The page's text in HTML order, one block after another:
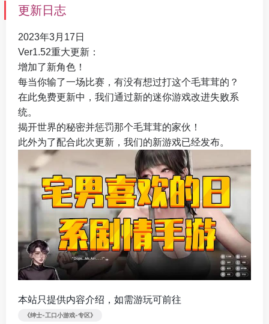
更新日志
2023年3月17日
Ver1.52重大更新：
增加了新角色！
每当你输了一场比赛，有没有想过打这个毛茸茸的？
在此免费更新中，我们通过新的迷你游戏改进失败系
统。
揭开世界的秘密并惩罚那个毛茸茸的家伙！
此外为了配合此次更新，我们的新游戏已经发布。
本站只提供内容介绍，如需游玩可前往
《绅士-工口小游戏-专区》